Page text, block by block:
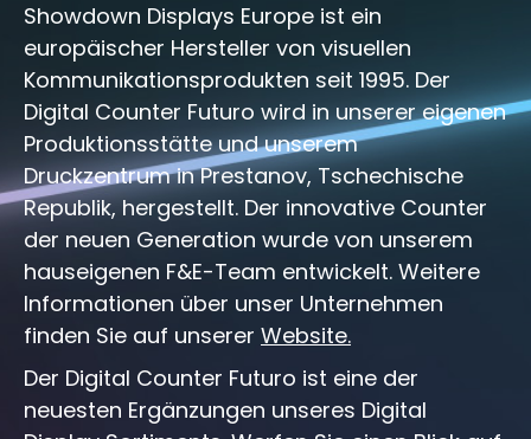
Showdown Displays Europe ist ein
europäischer Hersteller von visuellen
Kommunikationsprodukten seit 1995. Der
Digital Counter Futuro wird in unserer eigenen
Produktionsstätte und unserem
Druckzentrum in Prestanov, Tschechische
Republik, hergestellt. Der innovative Counter
der neuen Generation wurde von unserem
hauseigenen F&E-Team entwickelt. Weitere
Informationen über unser Unternehmen
finden Sie auf unserer Website.
Der Digital Counter Futuro ist eine der
neuesten Ergänzungen unseres Digital